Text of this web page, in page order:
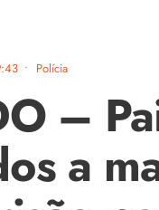
• Polícia
–
a